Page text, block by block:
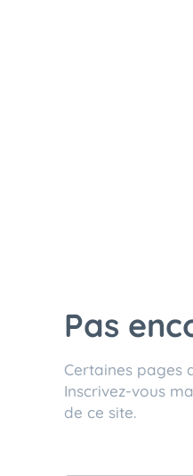
Pas
Certaines pages
Inscrivez-vous
de ce site.